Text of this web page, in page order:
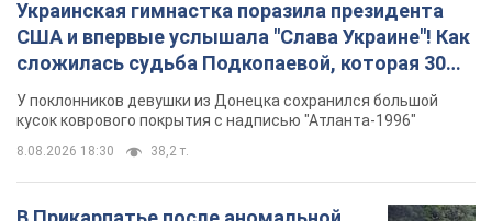
Украинская гимнастка поразила президента
США и впервые услышала "Слава Украине"! Как
сложилась судьба Подкопаевой, которая 30
лет назад завоевала "золото" Олимпиады
У поклонников девушки из Донецка сохранился большой
кусок коврового покрытия с надписью "Атланта-1996"
8.08.2026 18:30 38,2 т.